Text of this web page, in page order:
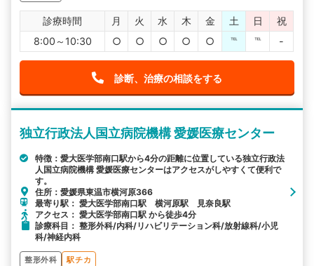
診療時間 月 火 水 木 金 土 日
祝
8:00～10:30
○ ○ ○ ○ ○ ℡ ℡ -
診断、治療の相談をする
独立行政法人国立病院機構 愛媛医療センター
特徴：愛大医学部南口駅から4分の距離に位置している独立行政法
人国立病院機構 愛媛医療センターはアクセスがしやすくて便利で
す。
住所：愛媛県東温市横河原366
最寄り駅： 愛大医学部南口駅 横河原駅 見奈良駅
アクセス： 愛大医学部南口駅 から徒歩4分
診療科目： 整形外科/内科/リハビリテーション科/放射線科/小児
科/神経内科
整形外科 駅チカ